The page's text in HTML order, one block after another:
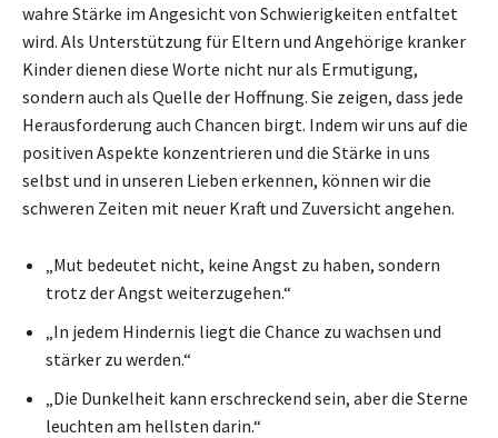
wahre Stärke im Angesicht von Schwierigkeiten entfaltet
wird. Als Unterstützung für Eltern und Angehörige kranker
Kinder dienen diese Worte nicht nur als Ermutigung,
sondern auch als Quelle der Hoffnung. Sie zeigen, dass jede
Herausforderung auch Chancen birgt. Indem wir uns auf die
positiven Aspekte konzentrieren und die Stärke in uns
selbst und in unseren Lieben erkennen, können wir die
schweren Zeiten mit neuer Kraft und Zuversicht angehen.
„Mut bedeutet nicht, keine Angst zu haben, sondern
trotz der Angst weiterzugehen.“
„In jedem Hindernis liegt die Chance zu wachsen und
stärker zu werden.“
„Die Dunkelheit kann erschreckend sein, aber die Sterne
leuchten am hellsten darin.“